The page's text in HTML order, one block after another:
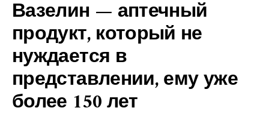
Вазелин — аптечный
продукт, который не
нуждается в
представлении, ему уже
более 150 лет